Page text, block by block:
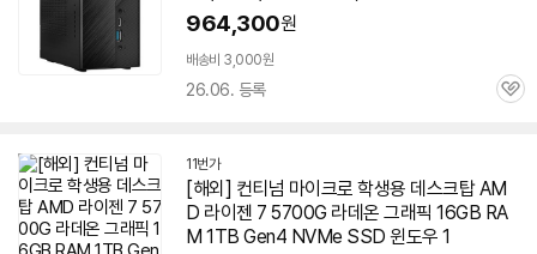
964,300원
배송비 3,000원
26.06. 등록
관
11번가
[해외] 컨티넘 마이크로 학생용 데스크탑 AM
D 라이젠 7 5700G 라데온 그래픽 16GB RA
M 1TB Gen4 NVMe SSD 윈도우 1